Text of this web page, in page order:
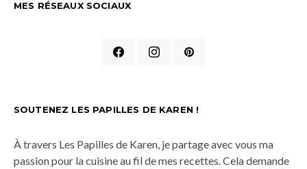
MES RÉSEAUX SOCIAUX
SOUTENEZ LES PAPILLES DE KAREN !
À travers Les Papilles de Karen, je partage avec vous ma
passion pour la cuisine au fil de mes recettes. Cela demande